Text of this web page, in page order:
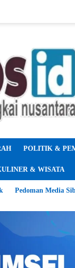
POLITIK &
& WISATA
Pedoman Media